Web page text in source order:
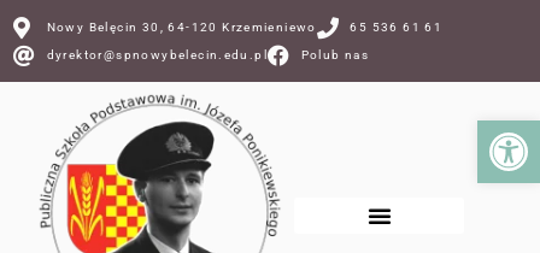
Nowy Belęcin 30, 64-120 Krzemieniewo 65 536 61 61
dyrektor@spnowybelecin.edu.pl Polub nas